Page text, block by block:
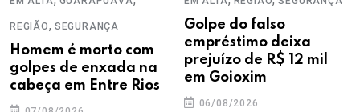
REGIÃO, SEGURANÇA
Homem é morto com
golpes de enxada na
cabeça em Entre Rios
Golpe do falso
empréstimo deixa
prejuízo de R$ 12 mil
em Goioxim
06/08/2026